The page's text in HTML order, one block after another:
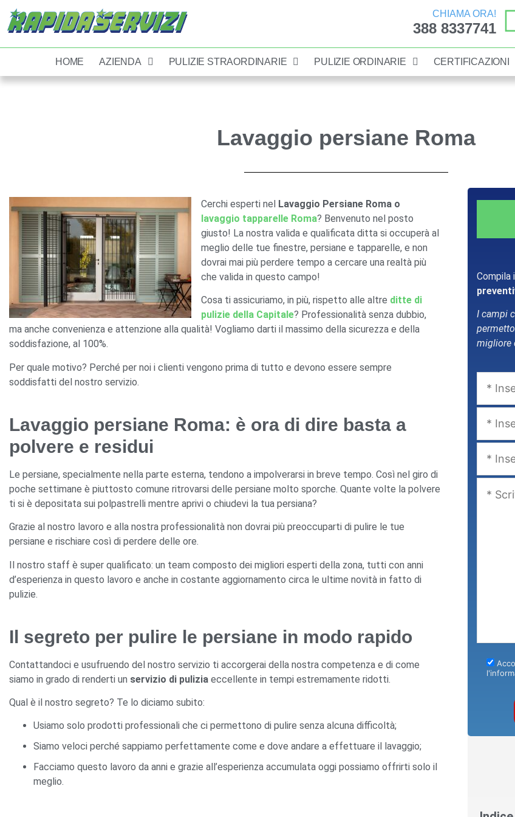
CHIAMA ORA!
388 8337741
HOME AZIENDA PULIZIE STRAORDINARIE PULIZIE ORDINARIE CERTIFICAZIONI
Lavaggio persiane Roma
Cerchi esperti nel Lavaggio Persiane Roma o
lavaggio tapparelle Roma? Benvenuto nel posto
giusto! La nostra valida e qualificata ditta si occuperà al
meglio delle tue finestre, persiane e tapparelle, e non
dovrai mai più perdere tempo a cercare una realtà più
che valida in questo campo!
Cosa ti assicuriamo, in più, rispetto alle altre ditte di
pulizie della Capitale? Professionalità senza dubbio,
ma anche convenienza e attenzione alla qualità! Vogliamo darti il massimo della sicurezza e della
soddisfazione, al 100%.
Per quale motivo? Perché per noi i clienti vengono prima di tutto e devono essere sempre
soddisfatti del nostro servizio.
Lavaggio persiane Roma: è ora di dire basta a
polvere e residui
Le persiane, specialmente nella parte esterna, tendono a impolverarsi in breve tempo. Così nel giro di
poche settimane è piuttosto comune ritrovarsi delle persiane molto sporche. Quante volte la polvere
ti si è depositata sui polpastrelli mentre aprivi o chiudevi la tua persiana?
Grazie al nostro lavoro e alla nostra professionalità non dovrai più preoccuparti di pulire le tue
persiane e rischiare così di perdere delle ore.
Il nostro staff è super qualificato: un team composto dei migliori esperti della zona, tutti con anni
d’esperienza in questo lavoro e anche in costante aggiornamento circa le ultime novità in fatto di
pulizie.
Il segreto per pulire le persiane in modo rapido
Contattandoci e usufruendo del nostro servizio ti accorgerai della nostra competenza e di come
siamo in grado di renderti un servizio di pulizia eccellente in tempi estremamente ridotti.
Qual è il nostro segreto? Te lo diciamo subito:
Usiamo solo prodotti professionali che ci permettono di pulire senza alcuna difficoltà;
Siamo veloci perché sappiamo perfettamente come e dove andare a effettuare il lavaggio;
Facciamo questo lavoro da anni e grazie all’esperienza accumulata oggi possiamo offrirti solo il
meglio.
Compila
I campi
migliore